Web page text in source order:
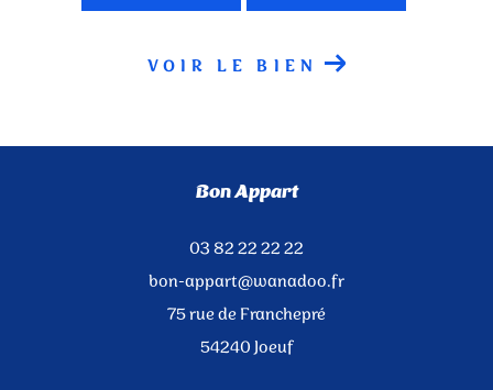
VOIR LE BIEN
Bon Appart
03 82 22 22 22
bon-appart@wanadoo.fr
75 rue de Franchepré
54240 Joeuf